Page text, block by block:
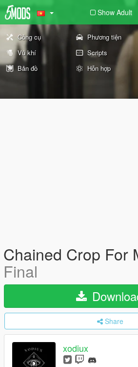
Show Adult
Công cụ Phương tiện
Vũ khí
Scripts
Bản đồ
Hỗn hợp
Chained Crop For
Final
Share
xodiux